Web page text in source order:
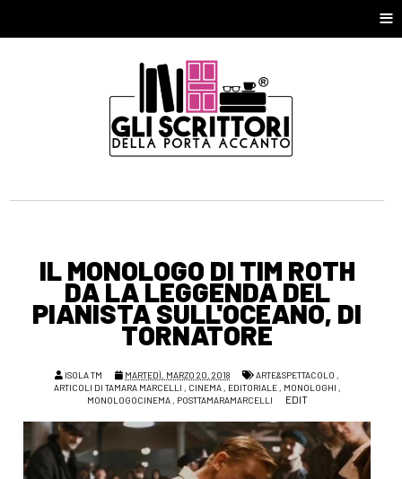
≡
IL MONOLOGO DI TIM ROTH
DA LA LEGGENDA DEL
PIANISTA SULL'OCEANO, DI
TORNATORE
ISOLA TM MARTEDÌ, MARZO 20, 2018 ARTE&SPETTACOLO ,
ARTICOLI DI TAMARA MARCELLI , CINEMA, EDITORIALE, MONOLOGHI ,
MONOLOGOCINEMA, POSTTAMARAMARCELLI EDIT